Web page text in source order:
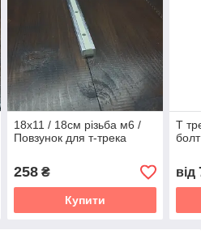
18х11 / 18см різьба м6 /
Повзунок для т-трека
258₴
Купити
Т
від